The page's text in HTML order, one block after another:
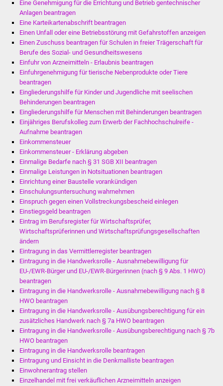
Eine Genehmigung für die Errichtung und Betrieb gentechnischer
Anlagen beantragen
Eine Karteikartenabschrift beantragen
Einen Unfall oder eine Betriebsstörung mit Gefahrstoffen anzeigen
Einen Zuschuss beantragen für Schulen in freier Trägerschaft für
Berufe des Sozial- und Gesundheitswesens
Einfuhr von Arzneimitteln - Erlaubnis beantragen
Einfuhrgenehmigung für tierische Nebenprodukte oder Tiere
beantragen
Eingliederungshilfe für Kinder und Jugendliche mit seelischen
Behinderungen beantragen
Eingliederungshilfe für Menschen mit Behinderungen beantragen
Einjähriges Berufskolleg zum Erwerb der Fachhochschulreife -
Aufnahme beantragen
Einkommensteuer
Einkommensteuer - Erklärung abgeben
Einmalige Bedarfe nach § 31 SGB XII beantragen
Einmalige Leistungen in Notsituationen beantragen
Einrichtung einer Baustelle vorankündigen
Einschulungsuntersuchung wahrnehmen
Einspruch gegen einen Vollstreckungsbescheid einlegen
Einstiegsgeld beantragen
Eintrag im Berufsregister für Wirtschaftsprüfer,
Wirtschaftsprüferinnen und Wirtschaftsprüfungsgesellschaften
ändern
Eintragung in das Vermittlerregister beantragen
Eintragung in die Handwerksrolle - Ausnahmebewilligung für
EU-/EWR-Bürger und EU-/EWR-Bürgerinnen (nach § 9 Abs. 1 HWO)
beantragen
Eintragung in die Handwerksrolle - Ausnahmebewilligung nach § 8
HWO beantragen
Eintragung in die Handwerksrolle - Ausübungsberechtigung für ein
zusätzliches Handwerk nach § 7a HWO beantragen
Eintragung in die Handwerksrolle - Ausübungsberechtigung nach § 7b
HWO beantragen
Eintragung in die Handwerksrolle beantragen
Eintragung und Einsicht in die Denkmalliste beantragen
Einwohnerantrag stellen
Einzelhandel mit frei verkäuflichen Arzneimitteln anzeigen